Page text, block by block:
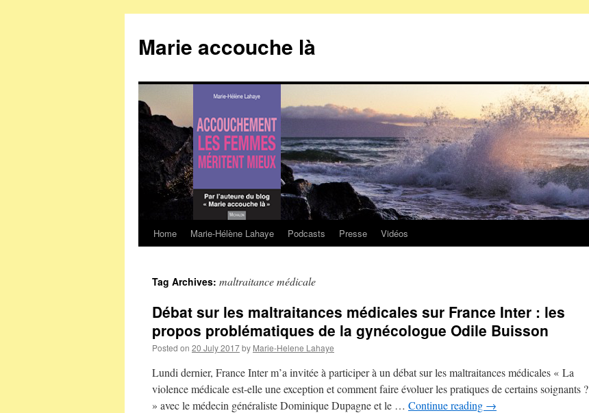
Marie accouche là
Skip
content
Home Marie-Hélène Lahaye Podcasts Presse Vidéos
Tag Archives: maltraitance médicale
Débat sur les maltraitances médicales sur France Inter : les
propos problématiques de la gynécologue Odile Buisson
Posted on 20 July 2017by Marie-Helene Lahaye
Lundi dernier, France Inter m’a invitée à participer à un débat sur les maltraitances médicales « La
violence médicale est-elle une exception et comment faire évoluer les pratiques de certains soignants ?
» avec le médecin généraliste Dominique Dupagne et le … Continue reading →